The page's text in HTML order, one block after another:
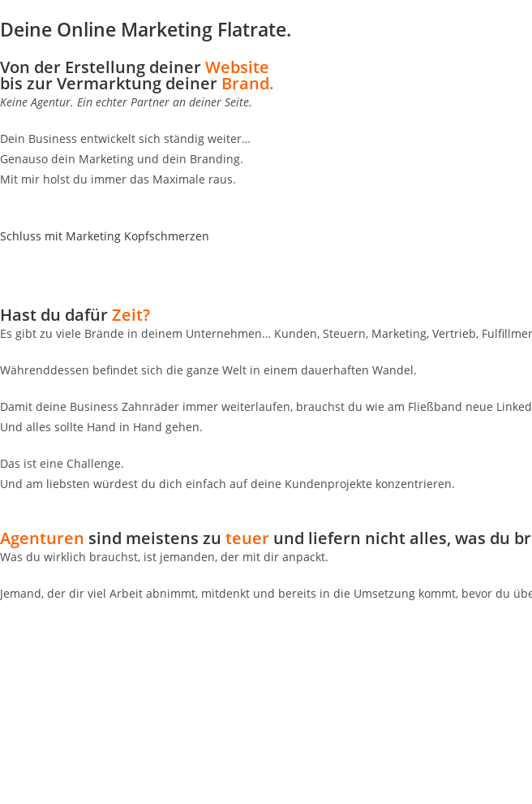
Deine Online Marketing Flatrate.
Von der Erstellung deinerWebsite
bis zur Vermarktung deiner Brand.
Keine Agentur. Ein echter Partner an deiner Seite.
Dein Business entwickelt sich ständig weiter…
Genauso dein Marketing und dein Branding.
Mit mir holst du immer das Maximale raus.
Schluss mit Marketing Kopfschmerzen
Hast du dafürZeit?
Es gibt zu viele Brände in deinem Unternehmen… Kunden, Steuern, Marketing, Vertrieb,
Währenddessen befindet sich die ganze Welt in einem dauerhaften Wandel.
Damit deine Business Zahnräder immer weiterlaufen, brauchst du wie am Fließband neue
Und alles sollte Hand in Hand gehen.
Das ist eine Challenge.
Und am liebsten würdest du dich einfach auf deine Kundenprojekte konzentrieren.
Agenturen sind meistens zu teuer und liefern nicht alles, was du
Was du wirklich brauchst, ist jemanden, der mit dir anpackt.
Jemand, der dir viel Arbeit abnimmt, mitdenkt und bereits in die Umsetzung kommt, bevor du